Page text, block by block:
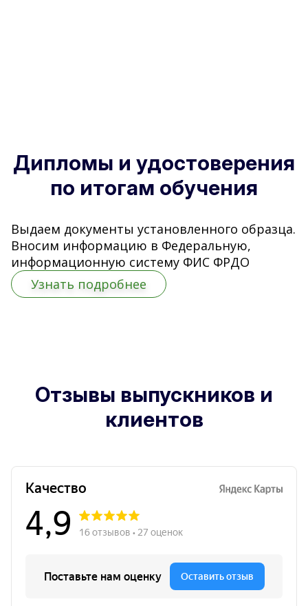
Дипломы и удостоверения
по итогам обучения
Выдаем документы установленного образца.
Вносим информацию в Федеральную,
информационную систему ФИС ФРДО
Узнать подробнее
Отзывы выпускников и
клиентов